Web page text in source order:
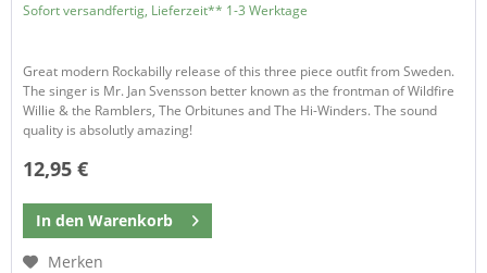
Sofort versandfertig, Lieferzeit** 1-3 Werktage
Great modern Rockabilly release of this three piece outfit from Sweden.
The singer is Mr. Jan Svensson better known as the frontman of Wildfire
Willie & the Ramblers, The Orbitunes and The Hi-Winders. The sound
quality is absolutly amazing!
12,95 €
In den Warenkorb
Merken